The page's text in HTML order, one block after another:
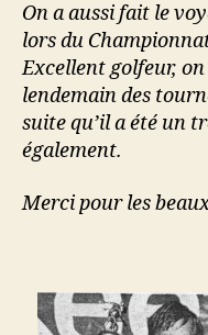
On a aussi fait le
lors du
Excellent golfeur,
lendemain des
suite qu’il a été un
également.
Merci pour les